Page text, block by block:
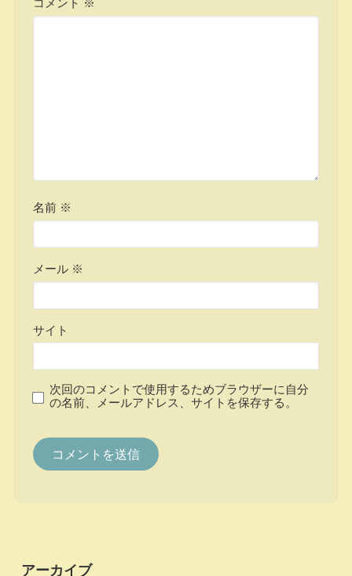
コメント ※
名前 ※
メール ※
サイト
次回のコメントで使用するためブラウザーに自分
の名前、メールアドレス、サイトを保存する。
アーカイブ